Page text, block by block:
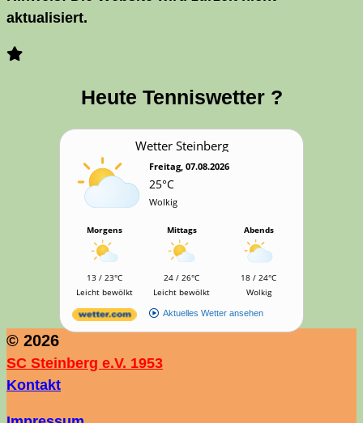
aktualisiert.
Heu­te Tenniswetter ?
Wet­ter Steinberg
Freitag, 07.08.2026
25°C
Wolkig
Morgens
13 / 23°C
Leicht bewölkt
Mittags
24 / 26°C
Leicht bewölkt
Abends
18 / 24°C
Wolkig
Aktuelles Wetter ansehen
© 2026
SC Steinberg e.V. 1953
Kontakt